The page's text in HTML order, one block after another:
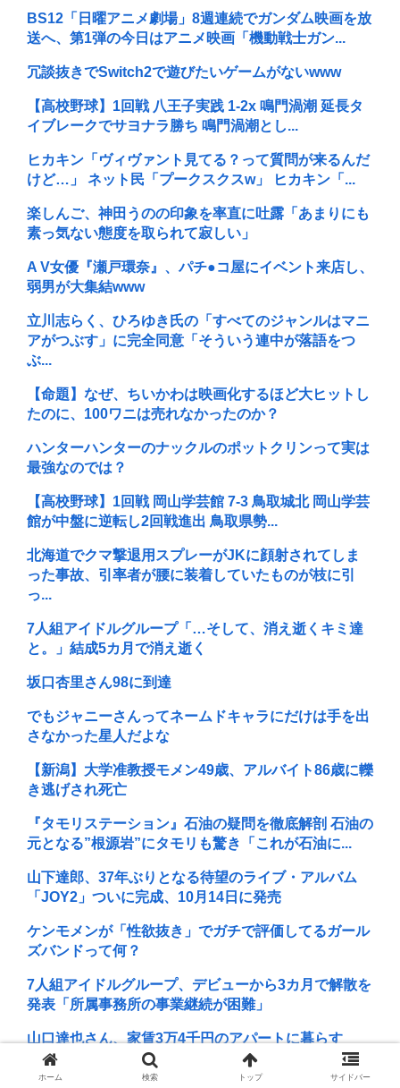
BS12「日曜アニメ劇場」8週連続でガンダム映画を放
送へ、第1弾の今日はアニメ映画「機動戦士ガン...
冗談抜きでSwitch2で遊びたいゲームがないwww
【高校野球】1回戦 八王子実践 1-2x 鳴門渦潮 延長タ
イブレークでサヨナラ勝ち 鳴門渦潮とし...
ヒカキン「ヴィヴァント見てる？って質問が来るんだ
けど…」 ネット民「プークスクスw」 ヒカキン「...
楽しんご、神田うのの印象を率直に吐露「あまりにも
素っ気ない態度を取られて寂しい」
A V女優『瀬戸環奈』、パチ●コ屋にイベント来店し、
弱男が大集結www
立川志らく、ひろゆき氏の「すべてのジャンルはマニ
アがつぶす」に完全同意「そういう連中が落語をつ
ぶ...
【命題】なぜ、ちいかわは映画化するほど大ヒットし
たのに、100ワニは売れなかったのか？
ハンターハンターのナックルのポットクリンって実は
最強なのでは？
【高校野球】1回戦 岡山学芸館 7-3 鳥取城北 岡山学芸
館が中盤に逆転し2回戦進出 鳥取県勢...
北海道でクマ撃退用スプレーがJKに顔射されてしま
った事故、引率者が腰に装着していたものが枝に引
っ...
7人組アイドルグループ「…そして、消え逝くキミ達
と。」結成5カ月で消え逝く
坂口杏里さん98に到達
でもジャニーさんってネームドキャラにだけは手を出
さなかった星人だよな
【新潟】大学准教授モメン49歳、アルバイト86歳に轢
き逃げされ死亡
『タモリステーション』石油の疑問を徹底解剖 石油の
元となる”根源岩”にタモリも驚き「これが石油に...
山下達郎、37年ぶりとなる待望のライブ・アルバム
「JOY2」ついに完成、10月14日に発売
ケンモメンが「性欲抜き」でガチで評価してるガール
ズバンドって何？
7人組アイドルグループ、デビューから3カ月で解散を
発表「所属事務所の事業継続が困難」
山口達也さん、家賃3万4千円のアパートに暮らす
松本まりか「戦争はやっちゃいかん」祖父が生涯最も
ホーム 検索 トップ サイドバー